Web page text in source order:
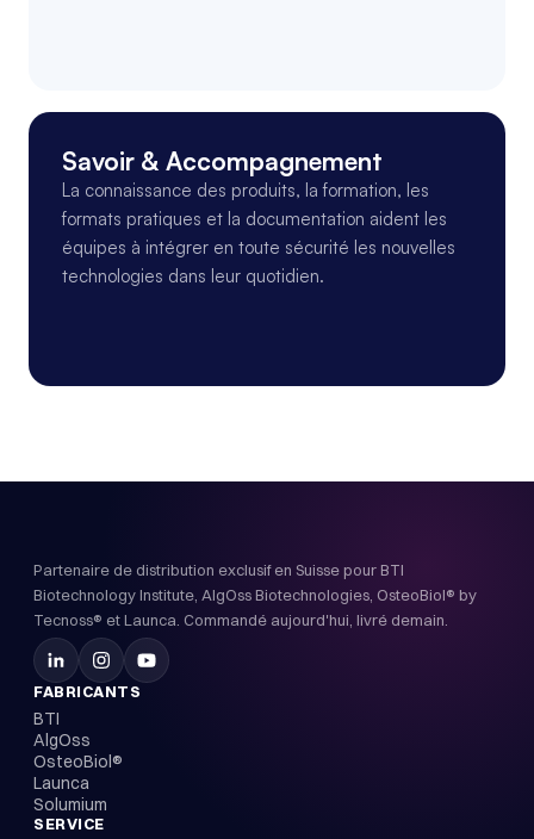
Savoir & Accompagnement
La connaissance des produits, la formation, les
formats pratiques et la documentation aident les
équipes à intégrer en toute sécurité les nouvelles
technologies dans leur quotidien.
Partenaire de distribution exclusif en Suisse pour BTI
Biotechnology Institute, AlgOss Biotechnologies, OsteoBiol® by
Tecnoss® et Launca. Commandé aujourd'hui, livré demain.
FABRICANTS
BTI
AlgOss
OsteoBiol®
Launca
Solumium
SERVICE